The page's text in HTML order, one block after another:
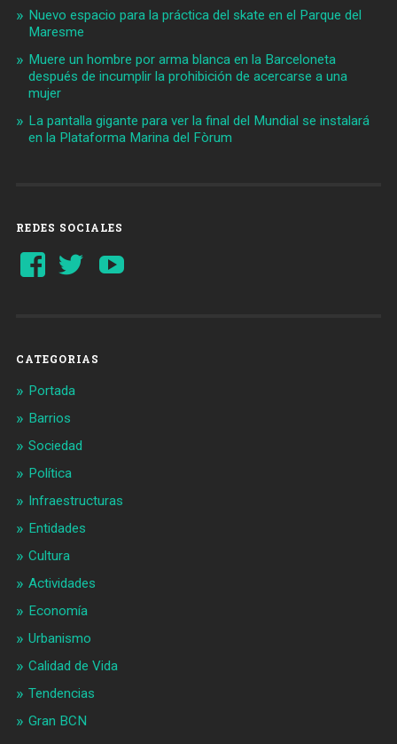
Nuevo espacio para la práctica del skate en el Parque del
Maresme
Muere un hombre por arma blanca en la Barceloneta
después de incumplir la prohibición de acercarse a una
mujer
La pantalla gigante para ver la final del Mundial se instalará
en la Plataforma Marina del Fòrum
REDES SOCIALES
Ver
perfil
Ver
perfil
CATEGORIAS
Portada
Barrios
Sociedad
Política
Infraestructuras
Entidades
Cultura
Actividades
Economía
Urbanismo
Calidad de Vida
Tendencias
Gran BCN